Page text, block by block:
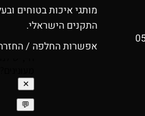
מותגי איכות בטוחים
התקנים הישראלי.
אפשרות החלפה / החזרה